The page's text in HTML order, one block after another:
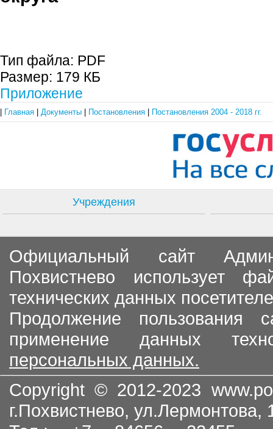
Тип файла: PDF
Размер: 179 КБ
Приложение
Главная Документы Постановления Постановления 2004 - 2018 гг.
Учреждения
Официальный сайт
Похвистнево использует
технических данных
Продолжение пользования
применение данных
персональных данных.
Copyright © 2012-2023
г.Похвистнево, ул.Лермонтова,